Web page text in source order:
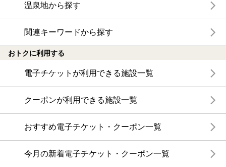
温泉地から探す
関連キーワードから探す
おトクに利用する
電子チケットが利用できる施設一覧
クーポンが利用できる施設一覧
おすすめ電子チケット・クーポン一覧
今月の新着電子チケット・クーポン一覧